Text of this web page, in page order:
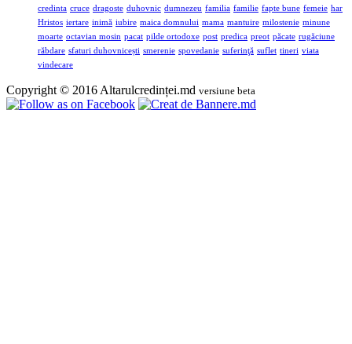
credinta cruce dragoste duhovnic dumnezeu familia familie fapte bune femeie har
Hristos iertare inimă iubire maica domnului mama mantuire milostenie minune
moarte octavian mosin pacat pilde ortodoxe post predica preot păcate rugăciune
răbdare sfaturi duhovnicești smerenie spovedanie suferinţă suflet tineri viata
vindecare
Copyright © 2016 Altarulcredinței.md versiune beta